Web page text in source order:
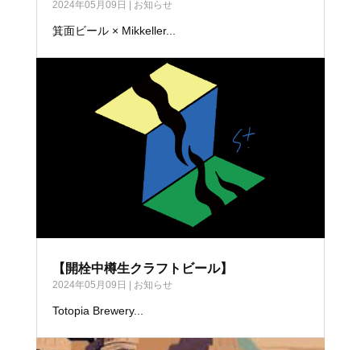
2024年05月09日 お知らせ
箕面ビール × Mikkeller...
【開栓中樽生クラフトビール】
2024年05月09日 お知らせ
Totopia Brewery...